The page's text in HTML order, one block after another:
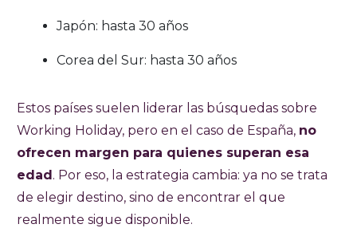
Japón: hasta 30 años
Corea del Sur: hasta 30 años
Estos países suelen liderar las búsquedas sobre
Working Holiday, pero en el caso de España, no
ofrecen margen para quienes superan esa
edad. Por eso, la estrategia cambia: ya no se trata
de elegir destino, sino de encontrar el que
realmente sigue disponible.